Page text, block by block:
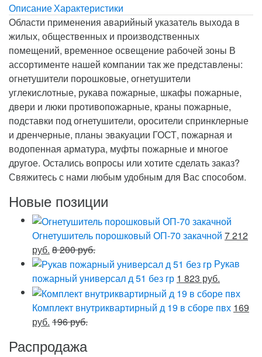
ОписаниеХарактеристики
Области применения аварийный указатель выхода в
жилых, общественных и производственных
помещений, временное освещение рабочей зоны В
ассортименте нашей компании так же представлены:
огнетушители порошковые, огнетушители
углекислотные, рукава пожарные, шкафы пожарные,
двери и люки противопожарные, краны пожарные,
подставки под огнетушители, оросители спринклерные
и дренчерные, планы эвакуации ГОСТ, пожарная и
водопенная арматура, муфты пожарные и многое
другое. Остались вопросы или хотите сделать заказ?
Свяжитесь с нами любым удобным для Вас способом.
Новые позиции
Огнетушитель порошковый ОП-70 закачной 7 212
руб. 8 200 руб.
Рукав
пожарный универсал д 51 без гр 1 823 руб.
Комплект внутриквартирный д 19 в сборе пвх 169
руб. 196 руб.
Распродажа